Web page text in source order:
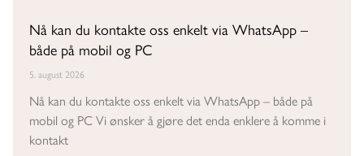
Nå kan du kontakte oss enkelt via WhatsApp –
både på mobil og PC
5. august 2026
Nå kan du kontakte oss enkelt via WhatsApp – både på
mobil og PC Vi ønsker å gjøre det enda enklere å komme i
kontakt